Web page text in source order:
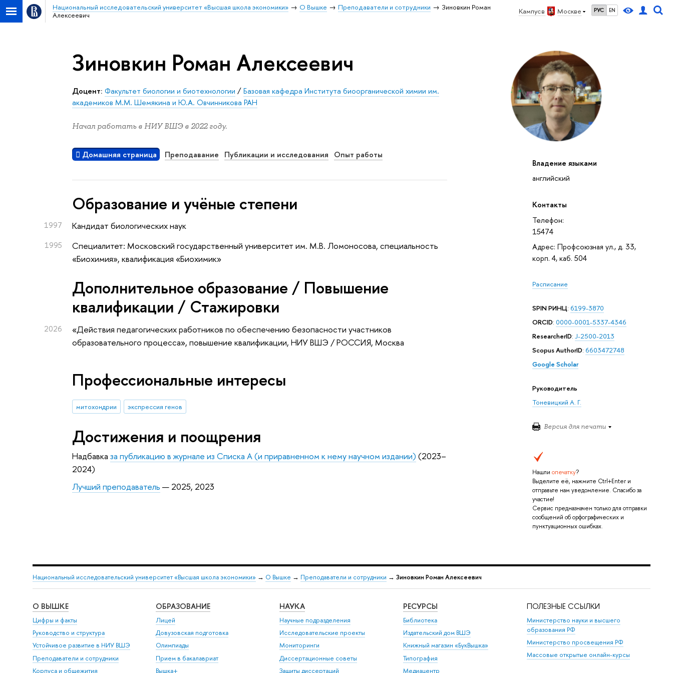
Кампус в Москве РУС EN
Национальный исследовательский университет «Высшая школа экономики» О Вышке Преподаватели и сотрудники
Зиновкин Роман
Алексеевич
Владение языками
английский
Контакты
Телефон:
15474
Адрес: Профсоюзная ул., д. 33,
корп. 4, каб. 504
Расписание
SPIN РИНЦ: 6199-3870
ORCID: 0000-0001-5337-4346
ResearcherID: J-2500-2013
Scopus AuthorID: 6603472748
Google Scholar
Руководитель
Тоневицкий А. Г.
Версия для печати
Нашли опечатку?
Выделите её, нажмите Ctrl+Enter и
отправьте нам уведомление. Спасибо за
участие!
Сервис предназначен только для отправки
сообщений об орфографических и
пунктуационных ошибках.
Зиновкин Роман Алексеевич
Доцент: Факультет биологии и биотехнологии /Базовая кафедра Института биоорганической химии им.
академиков М.М. Шемякина и Ю.А. Овчинникова РАН
Начал работать в НИУ ВШЭ в 2022 году.
Домашняя страница Преподавание Публикации и исследования Опыт работы
Oбразование и учёные степени
1997 Кандидат биологических наук
1995
Специалитет: Московский государственный университет им. М.В. Ломоносова, специальность
«Биохимия», квалификация «Биохимик»
Дополнительное образование / Повышение
квалификации / Стажировки
2026
«Действия педагогических работников по обеспечению безопасности участников
образовательного процесса», повышение квалификации, НИУ ВШЭ / РОССИЯ, Москва
Профессиональные интересы
митохондрии экспрессия генов
Достижения и поощрения
Надбавказа публикацию в журнале из Списка А (и приравненном к нему научном издании) (2023–
2024)
Лучший преподаватель — 2025, 2023
Национальный исследовательский университет «Высшая школа экономики» → О Вышке → Преподаватели и сотрудники → Зиновкин Роман Алексеевич
О ВЫШКЕ
Цифры и факты
Руководство и структура
Устойчивое развитие в НИУ ВШЭ
Преподаватели и сотрудники
Корпуса и общежития
ОБРАЗОВАНИЕ
Лицей
Довузовская подготовка
Олимпиады
Прием в бакалавриат
Вышка+
НАУКА
Научные подразделения
Исследовательские проекты
Мониторинги
Диссертационные советы
Защиты диссертаций
РЕСУРСЫ
Библиотека
Издательский дом ВШЭ
Книжный магазин «БукВышка»
Типография
Медиацентр
ПОЛЕЗНЫЕ ССЫЛКИ
Министерство науки и высшего
образования РФ
Министерство просвещения РФ
Массовые открытые онлайн-курсы